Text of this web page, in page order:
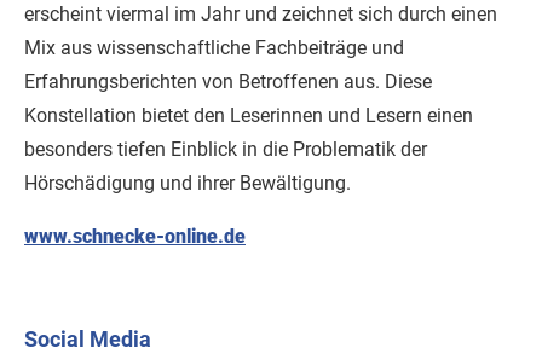
erscheint viermal im Jahr und zeichnet sich durch einen
Mix aus wissenschaftliche Fachbeiträge und
Erfahrungsberichten von Betroffenen aus. Diese
Konstellation bietet den Leserinnen und Lesern einen
besonders tiefen Einblick in die Problematik der
Hörschädigung und ihrer Bewältigung.
www.schnecke-online.de
Social Media